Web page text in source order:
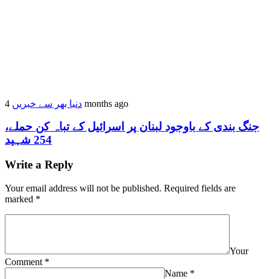
دنیا بھر سے خبریں 4 months ago
جنگ بندی کے باوجود لبنان پر اسرائیل کے تباہ کن حملے،
254 شہید
Write a Reply
Your email address will not be published. Required fields are
marked *
Your
Comment *
Name *